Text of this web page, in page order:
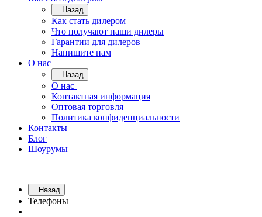
Назад
Как стать дилером
Что получают наши дилеры
Гарантии для дилеров
Напишите нам
О нас
Назад
О нас
Контактная информация
Оптовая торговля
Политика конфиденциальности
Контакты
Блог
Шоурумы
Назад
Телефоны